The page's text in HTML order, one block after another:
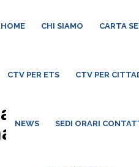
HOME CHI SIAMO CARTA
CTV PER ETS CTV PER
NEWS SEDI ORARI
ecco la
promossa